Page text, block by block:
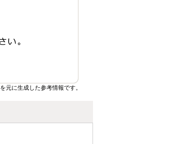
に生成した参考情報です。